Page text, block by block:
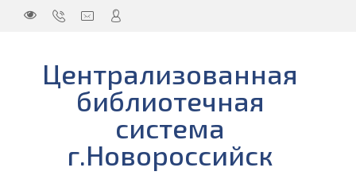
Централизованная
библиотечная
система
г.Новороссийск